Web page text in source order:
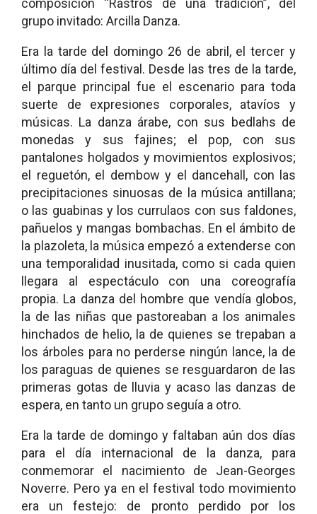
grupo invitado: Arcilla Danza.
Era la tarde del domingo 26 de abril, el tercer y
último día del festival. Desde las tres de la tarde,
el parque principal fue el escenario para toda
suerte de expresiones corporales, atavíos y
músicas. La danza árabe, con sus bedlahs de
monedas y sus fajines; el pop, con sus
pantalones holgados y movimientos explosivos;
el reguetón, el dembow y el dancehall, con las
precipitaciones sinuosas de la música antillana;
o las guabinas y los currulaos con sus faldones,
pañuelos y mangas bombachas. En el ámbito de
la plazoleta, la música empezó a extenderse con
una temporalidad inusitada, como si cada quien
llegara al espectáculo con una coreografía
propia. La danza del hombre que vendía globos,
la de las niñas que pastoreaban a los animales
hinchados de helio, la de quienes se trepaban a
los árboles para no perderse ningún lance, la de
los paraguas de quienes se resguardaron de las
primeras gotas de lluvia y acaso las danzas de
espera, en tanto un grupo seguía a otro.
Era la tarde de domingo y faltaban aún dos días
para el día internacional de la danza, para
conmemorar el nacimiento de Jean-Georges
Noverre. Pero ya en el festival todo movimiento
era un festejo: de pronto perdido por los